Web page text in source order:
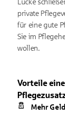
Lücke
private
für eine gute
Sie im
wollen.
Vorteile
Mehr